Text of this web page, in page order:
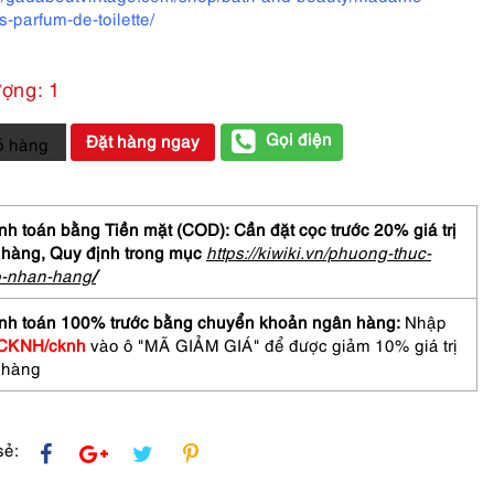
parfum-de-toilette/
1
hàng Đặt hàng ngay Gọi điện
toán bằng Tiền mặt (COD): Cần đặt cọc trước 20% giá trị
Quy định trong mục https://kiwiki.vn/phuong-thuc-
nhan-hang/
toán 100% trước bằng chuyển khoản ngân hàng: Nhập
cknh vào ô "MÃ GIẢM GIÁ" để được giảm 10% giá trị